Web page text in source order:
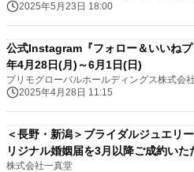
2025年5月23日 18:00
公式Instagram『フォロー＆いいね
年4月28日(月)～6月1日(日)
プリモグローバルホールディングス株式会社
2025年4月28日 11:15
＜長野・新潟＞ブライダルジュエ
リジナル婚姻届を3月以降ご成約い
株式会社一真堂